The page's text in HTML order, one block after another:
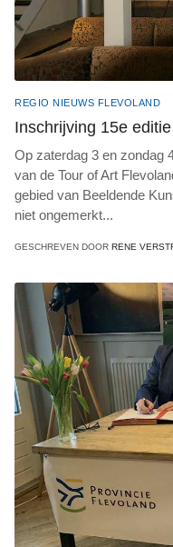
REGIO NIEUWS FLEVOLAND
Inschrijving 15e
Op zaterdag 3 en zondag
van de Tour of Art
gebied van Beeldende
niet ongemerkt...
GESCHREVEN DOOR RENE